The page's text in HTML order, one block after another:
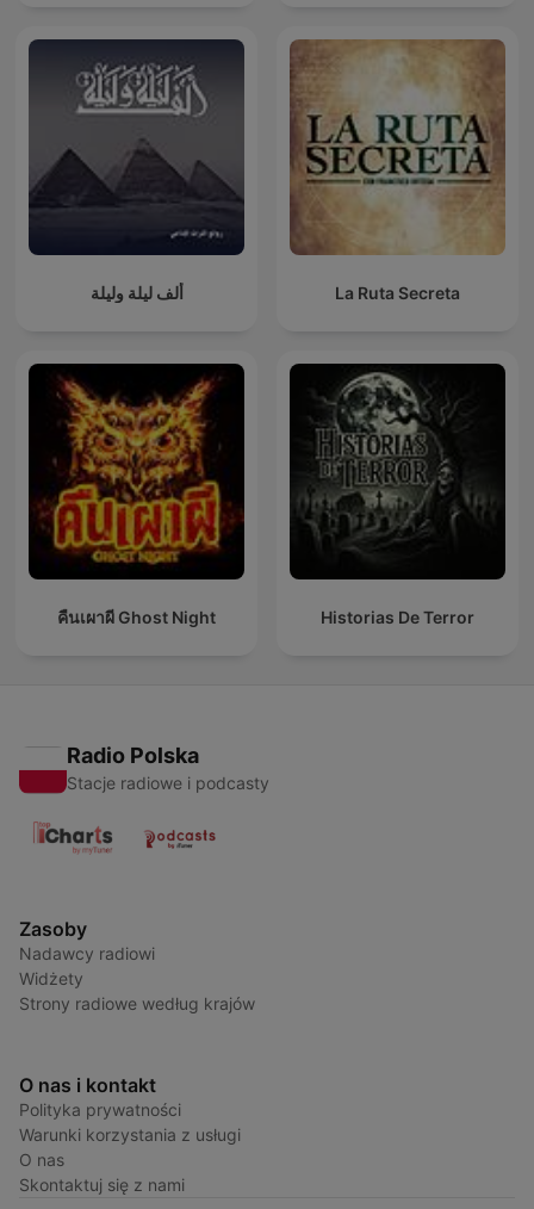
ألف ليلة وليلة La Ruta Secreta
คืนเผาผี Ghost Night Historias De Terror
Radio Polska
Stacje radiowe i podcasty
Zasoby
Nadawcy radiowi
Widżety
Strony radiowe według krajów
O nas i kontakt
Polityka prywatności
Warunki korzystania z usługi
O nas
Skontaktuj się z nami